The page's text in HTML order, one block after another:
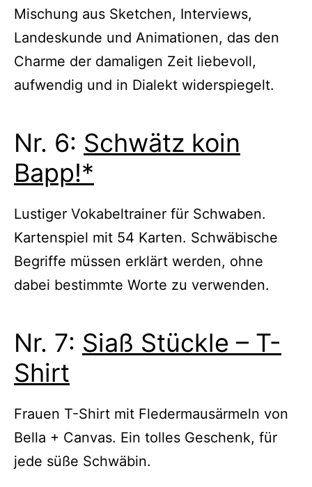
Mischung aus Sketchen, Interviews,
Landeskunde und Animationen, das den
Charme der damaligen Zeit liebevoll,
aufwendig und in Dialekt widerspiegelt.
Nr. 6: Schwätz koin
Bapp!*
Lustiger Vokabeltrainer für Schwaben.
Kartenspiel mit 54 Karten. Schwäbische
Begriffe müssen erklärt werden, ohne
dabei bestimmte Worte zu verwenden.
Nr. 7: Siaß Stückle – T-
Shirt
Frauen T-Shirt mit Fledermausärmeln von
Bella + Canvas. Ein tolles Geschenk, für
jede süße Schwäbin.